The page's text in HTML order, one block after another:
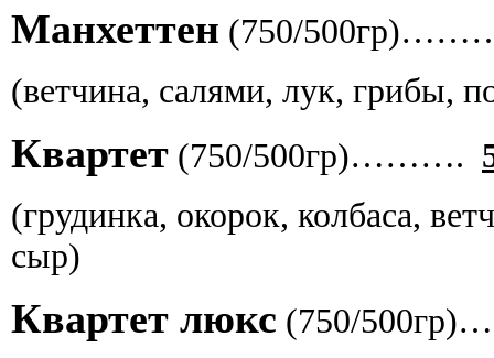
Манхеттен (750/
(ветчина, салями, лук, грибы,
Квартет (750/500гр)……….
(грудинка, окорок, колбаса,
сыр)
Квартет люкс (750/